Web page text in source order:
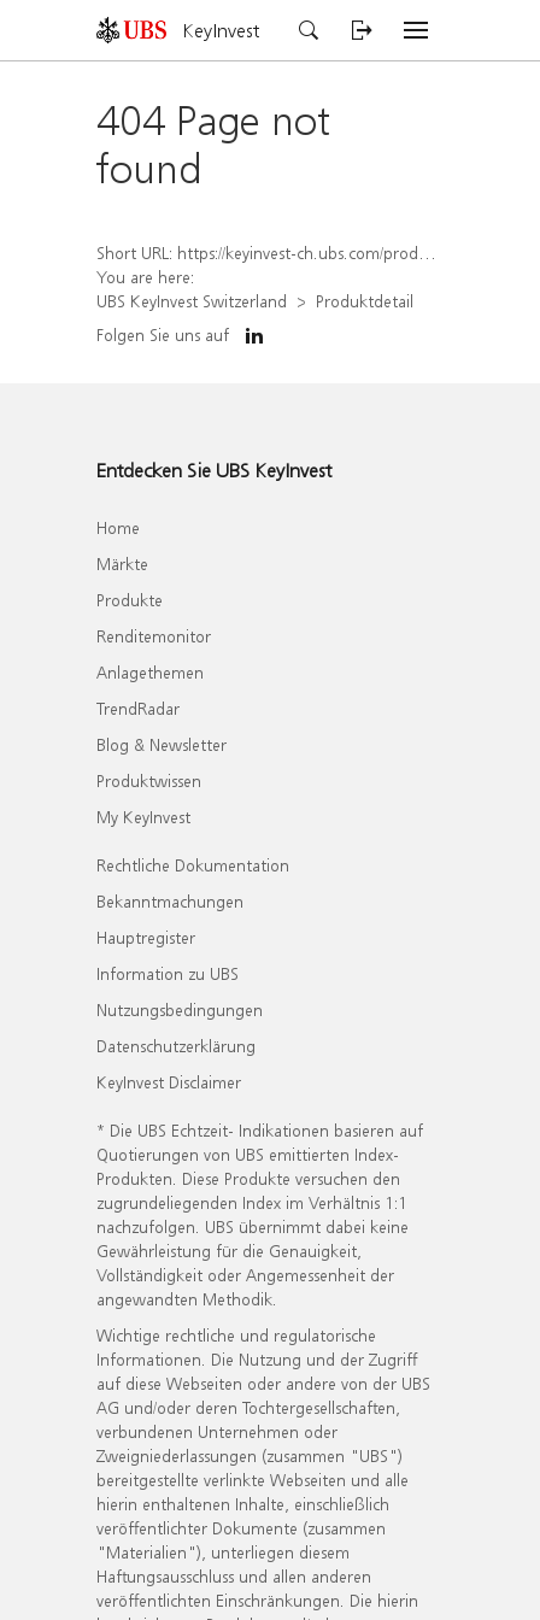
KeyInvest
404 Page not
found
Short URL: https://keyinvest-ch.ubs.com/produkt/detail/index/isin/CH1570354915
You are here:
UBS KeyInvest Switzerland
Produktdetail
Folgen Sie uns auf
Entdecken Sie UBS KeyInvest
Home
Märkte
Produkte
Renditemonitor
Anlagethemen
TrendRadar
Blog & Newsletter
Produktwissen
My KeyInvest
Rechtliche Dokumentation
Bekanntmachungen
Hauptregister
Information zu UBS
Nutzungsbedingungen
Datenschutzerklärung
KeyInvest Disclaimer
* Die UBS Echtzeit- Indikationen basieren auf
Quotierungen von UBS emittierten Index-
Produkten. Diese Produkte versuchen den
zugrundeliegenden Index im Verhältnis 1:1
nachzufolgen. UBS übernimmt dabei keine
Gewährleistung für die Genauigkeit,
Vollständigkeit oder Angemessenheit der
angewandten Methodik.
Wichtige rechtliche und regulatorische
Informationen. Die Nutzung und der Zugriff
auf diese Webseiten oder andere von der UBS
AG und/oder deren Tochtergesellschaften,
verbundenen Unternehmen oder
Zweigniederlassungen (zusammen "UBS")
bereitgestellte verlinkte Webseiten und alle
hierin enthaltenen Inhalte, einschließlich
veröffentlichter Dokumente (zusammen
"Materialien"), unterliegen diesem
Haftungsausschluss und allen anderen
veröffentlichten Einschränkungen. Die hierin